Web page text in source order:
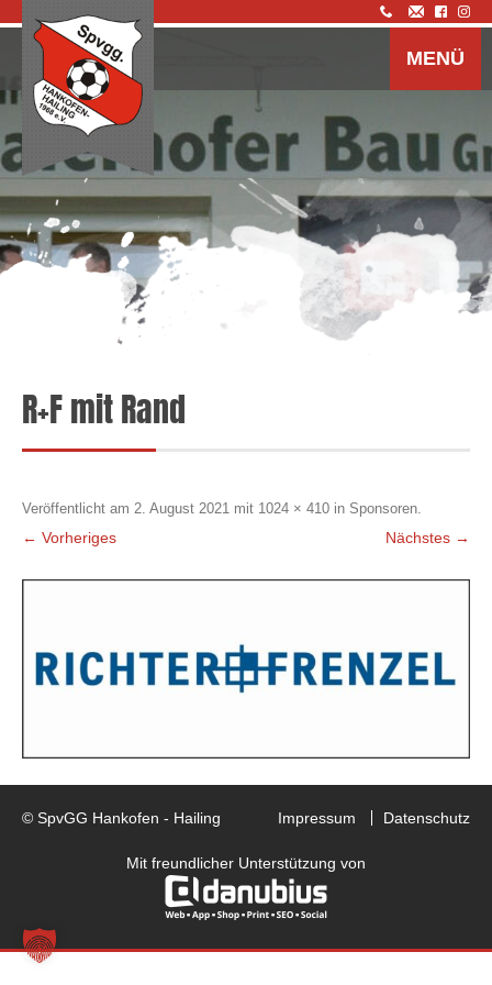
MENÜ
R+F mit Rand
Veröffentlicht am 2. August 2021 mit 1024 × 410 in Sponsoren.
← Vorheriges Nächstes →
© SpvGG Hankofen - Hailing Impressum Datenschutz
Mit freundlicher Unterstützung von